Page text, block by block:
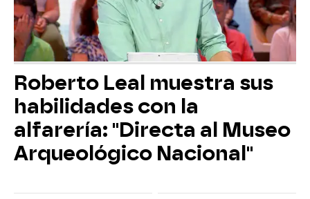
Roberto Leal muestra sus
habilidades con la
alfarería: "Directa al Museo
Arqueológico Nacional"